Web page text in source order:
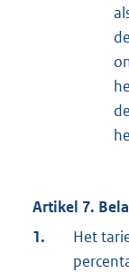
Artikel 7.
1.
Het